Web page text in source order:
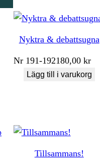
Nyktra & debattsugna
Nr 191-192180,00 kr
Lägg till i varukorg
Tillsammans!